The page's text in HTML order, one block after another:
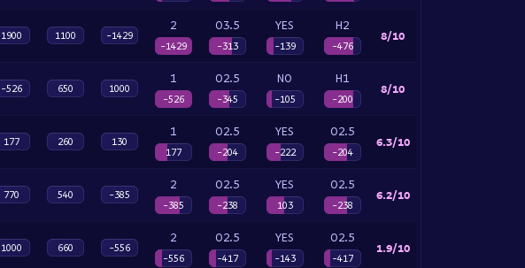
1900 1100 -1429
2
-1429
O3.5
-313
YES
-139
H2
-476
8/10
-526 650 1000
1
-526
O2.5
-345
NO
-105
H1
-200
8/10
177 260 130
1
177
O2.5
-204
YES
-222
O2.5
-204
6.3/10
770 540 -385
2
-385
O2.5
-238
YES
103
O2.5
-238
6.2/10
1000 660 -556
2
-556
O2.5
-417
YES
-143
O2.5
-417
1.9/10